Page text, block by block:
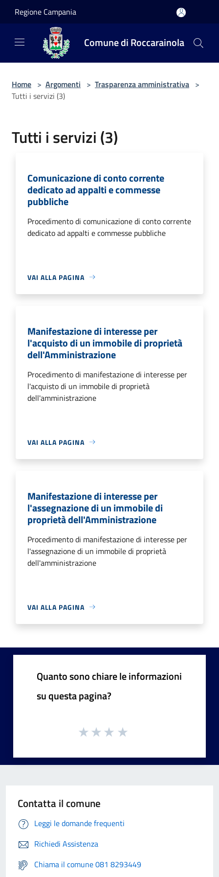
Regione Campania
Comune di Roccarainola
Home > Argomenti > Trasparenza amministrativa >
Tutti i servizi (3)
Tutti i servizi (3)
Comunicazione di conto corrente
dedicato ad appalti e commesse
pubbliche
Procedimento di comunicazione di conto corrente
dedicato ad appalti e commesse pubbliche
VAI ALLA PAGINA
Manifestazione di interesse per
l'acquisto di un immobile di proprietà
dell'Amministrazione
Procedimento di manifestazione di interesse per
l'acquisto di un immobile di proprietà
dell'amministrazione
VAI ALLA PAGINA
Manifestazione di interesse per
l'assegnazione di un immobile di
proprietà dell'Amministrazione
Procedimento di manifestazione di interesse per
l'assegnazione di un immobile di proprietà
dell'amministrazione
VAI ALLA PAGINA
Quanto sono chiare le informazioni
su questa pagina?
Contatta il comune
Leggi le domande frequenti
Richiedi Assistenza
Chiama il comune 081 8293449